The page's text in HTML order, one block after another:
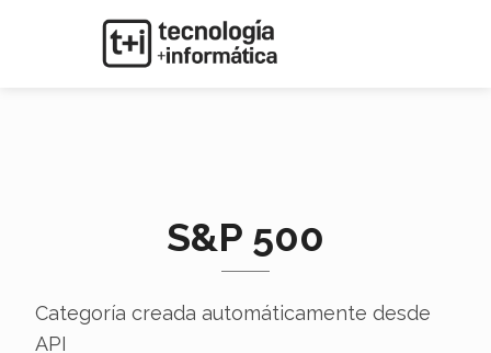
S&P 500
Categoría creada automáticamente desde
API